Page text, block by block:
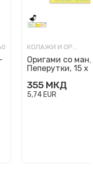
КОЛАЖИ И ОРИГАМИ
Оригами со
Пеперутки, 15 x
355 МКД
5,74EUR